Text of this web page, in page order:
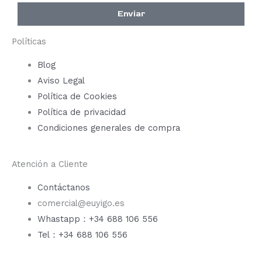
Enviar
Políticas
Blog
Aviso Legal
Política de Cookies
Política de privacidad
Condiciones generales de compra
Atención a Cliente
Contáctanos
comercial@euyigo.es
Whastapp：+34 688 106 556
Tel：+34 688 106 556